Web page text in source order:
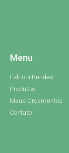
Menu
Falconi Brindes
Produtos
Meus Orçamentos
Contato